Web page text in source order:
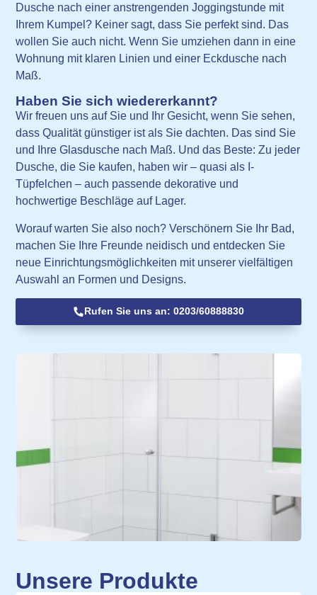
Dusche nach einer anstrengenden Joggingstunde mit
Ihrem Kumpel? Keiner sagt, dass Sie perfekt sind. Das
wollen Sie auch nicht. Wenn Sie umziehen dann in eine
Wohnung mit klaren Linien und einer Eckdusche nach
Maß.
Haben Sie sich wiedererkannt?
Wir freuen uns auf Sie und Ihr Gesicht, wenn Sie sehen,
dass Qualität günstiger ist als Sie dachten. Das sind Sie
und Ihre Glasdusche nach Maß. Und das Beste: Zu jeder
Dusche, die Sie kaufen, haben wir – quasi als I-
Tüpfelchen – auch passende dekorative und
hochwertige Beschläge auf Lager.
Worauf warten Sie also noch? Verschönern Sie Ihr Bad,
machen Sie Ihre Freunde neidisch und entdecken Sie
neue Einrichtungsmöglichkeiten mit unserer vielfältigen
Auswahl an Formen und Designs.
Rufen Sie uns an: 0203/60888830
Unsere Produkte